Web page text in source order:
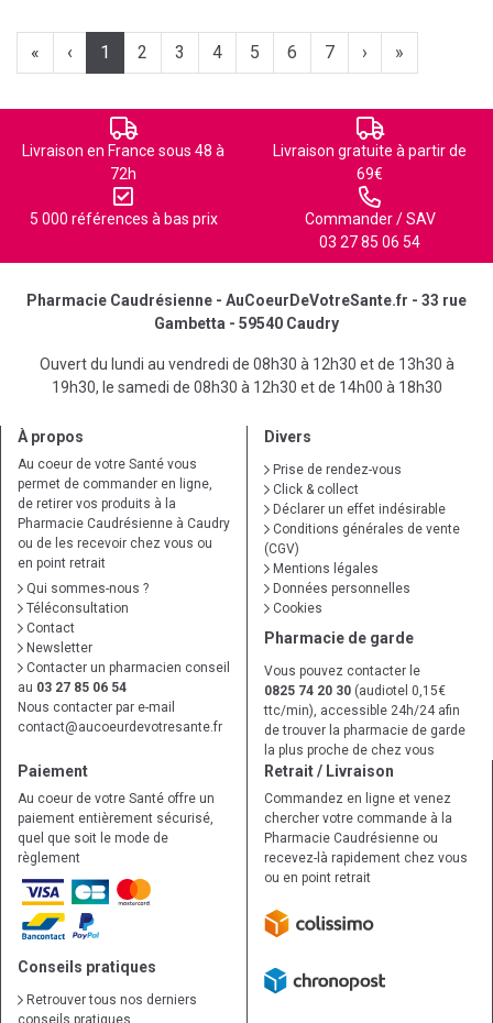
« ‹ 1 2 3 4 5 6 7 › »
Livraison en France sous 48 à
72h
Livraison gratuite à partir de
69€
5 000 références à bas prix
Commander / SAV
03 27 85 06 54
Pharmacie Caudrésienne - AuCoeurDeVotreSante.fr - 33 rue
Gambetta - 59540 Caudry
Ouvert du lundi au vendredi de 08h30 à 12h30 et de 13h30 à
19h30, le samedi de 08h30 à 12h30 et de 14h00 à 18h30
À propos
Au coeur de votre Santé vous
permet de commander en ligne,
de retirer vos produits à la
Pharmacie Caudrésienne à Caudry
ou de les recevoir chez vous ou
en point retrait
Qui sommes-nous ?
Téléconsultation
Contact
Newsletter
Contacter un pharmacien conseil
au 03 27 85 06 54
Nous contacter par e-mail
contact@aucoeurdevotresante.fr
Divers
Prise de rendez-vous
Click & collect
Déclarer un effet indésirable
Conditions générales de vente
(CGV)
Mentions légales
Données personnelles
Cookies
Pharmacie de garde
Vous pouvez contacter le
0825 74 20 30 (audiotel 0,15€
ttc/min), accessible 24h/24 afin
de trouver la pharmacie de garde
la plus proche de chez vous
Paiement
Au coeur de votre Santé offre un
paiement entièrement sécurisé,
quel que soit le mode de
règlement
Conseils pratiques
Retrouver tous nos derniers
conseils pratiques
Retrait / Livraison
Commandez en ligne et venez
chercher votre commande à la
Pharmacie Caudrésienne ou
recevez-là rapidement chez vous
ou en point retrait